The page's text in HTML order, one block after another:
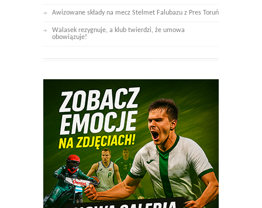
Awizowane składy na mecz Stelmet Falubazu z Pres Toruń
Walasek rezygnuje, a klub twierdzi, że umowa
obowiązuje!